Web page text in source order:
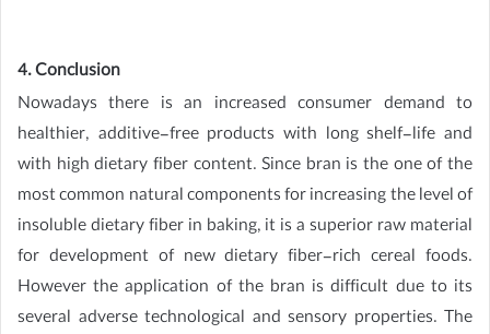
4. Conclusion
Nowadays there is an increased consumer demand to
healthier, additive-free products with long shelf-life and
with high dietary fiber content. Since bran is the one of the
most common natural components for increasing the level of
insoluble dietary fiber in baking, it is a superior raw material
for development of new dietary fiber-rich cereal foods.
However the application of the bran is difficult due to its
several adverse technological and sensory properties. The